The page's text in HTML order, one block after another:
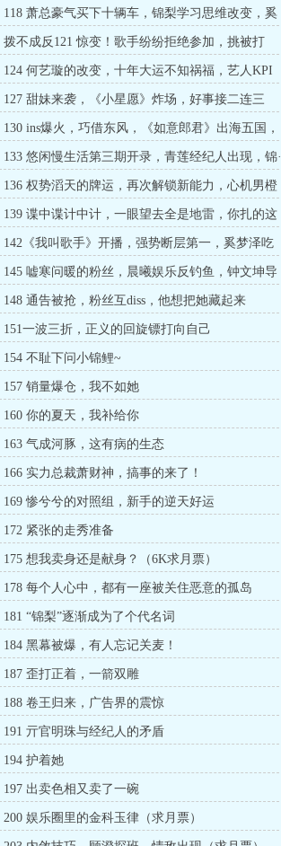
星栋的少女心（8K）
118 萧总豪气买下十辆车，锦梨学习思维改变，奚
梦泽誓要杀尽天下言情狗
拨不成反121 惊变！歌手纷纷拒绝参加，挑被打
脸，都想抢夺锦鲤运！
124 何艺璇的改变，十年大运不知祸福，艺人KPI
冲刺打响！
127 甜妹来袭，《小星愿》炸场，好事接二连三
130 ins爆火，巧借东风，《如意郎君》出海五国，
业内热议
133 悠闲慢生活第三期开录，青莲经纪人出现，锦·
能掐会算·梨上线~
136 权势滔天的牌运，再次解锁新能力，心机男橙
子（求月票）
139 谍中谍计中计，一眼望去全是地雷，你扎的这
两个丸子头真可爱~
142《我叫歌手》开播，强势断层第一，奚梦泽吃
瓜乐子人~（求月票）
145 嘘寒问暖的粉丝，晨曦娱乐反钓鱼，钟文坤导
演牛皮！（求月票）
148 通告被抢，粉丝互diss，他想把她藏起来
151一波三折，正义的回旋镖打向自己
154 不耻下问小锦鲤~
157 销量爆仓，我不如她
160 你的夏天，我补给你
163 气成河豚，这有病的生态
166 实力总裁萧财神，搞事的来了！
169 惨兮兮的对照组，新手的逆天好运
172 紧张的走秀准备
175 想我卖身还是献身？（6K求月票）
178 每个人心中，都有一座被关住恶意的孤岛
181 “锦梨”逐渐成为了个代名词
184 黑幕被爆，有人忘记关麦！
187 歪打正着，一箭双雕
188 卷王归来，广告界的震惊
191 亓官明珠与经纪人的矛盾
194 护着她
197 出卖色相又卖了一碗
200 娱乐圈里的金科玉律（求月票）